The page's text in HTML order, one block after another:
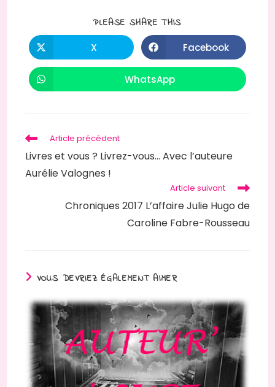
PLEASE SHARE THISPARTAGER
Ouvrir
dans
une
X Ouvrir
dans
une
Facebook
Ouvrir
dans
WhatsApp
Read
more
articles
Article précédent
Livres et vous ? Livrez-vous… Avec l’auteure
Aurélie Valognes !
Article suivant
Chroniques 2017 L’affaire Julie Hugo de
Caroline Fabre-Rousseau
VOUS DEVRIEZ ÉGALEMENT AIMER